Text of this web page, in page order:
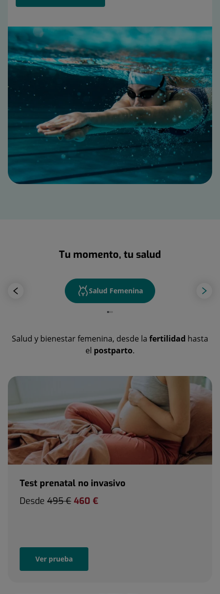
Tu momento, tu salud
Salud Femenina
Salud y bienestar femenina, desde la fertilidad hasta
el postparto.
Test prenatal no invasivo
Desde 495 € 460 €
Ver prueba